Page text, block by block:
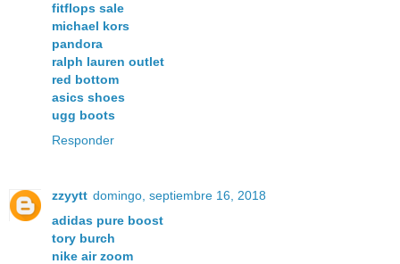
fitflops sale
michael kors
pandora
ralph lauren outlet
red bottom
asics shoes
ugg boots
Responder
zzyytt domingo, septiembre 16, 2018
adidas pure boost
tory burch
nike air zoom